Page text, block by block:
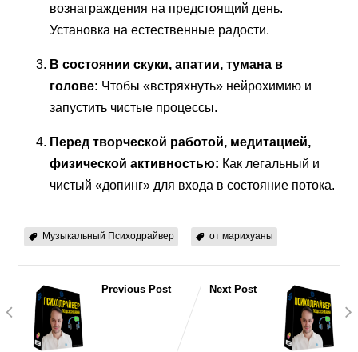
вознаграждения на предстоящий день.
Установка на естественные радости.
В состоянии скуки, апатии, тумана в
голове: Чтобы «встряхнуть» нейрохимию и
запустить чистые процессы.
Перед творческой работой, медитацией,
физической активностью: Как легальный и
чистый «допинг» для входа в состояние потока.
Музыкальный Психодрайвер от марихуаны
Previous Post Next Post